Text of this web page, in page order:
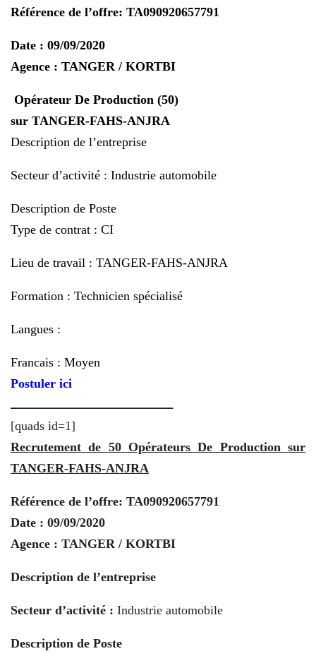
Référence de l’offre: TA090920657791
Date : 09/09/2020
Agence : TANGER / KORTBI
(50) Opérateur De Production
sur TANGER-FAHS-ANJRA
Description de l’entreprise
Secteur d’activité : Industrie automobile
Description de Poste
Type de contrat : CI
Lieu de travail : TANGER-FAHS-ANJRA
Formation : Technicien spécialisé
Langues :
Francais : Moyen
Postuler ici
ــــــــــــــــــــــــــــــــــــــــــــــ
[quads id=1]
Recrutement de 50 Opérateurs De Production sur
TANGER-FAHS-ANJRA
Référence de l’offre: TA090920657791
Date : 09/09/2020
Agence : TANGER / KORTBI
Description de l’entreprise
Secteur d’activité : Industrie automobile
Description de Poste